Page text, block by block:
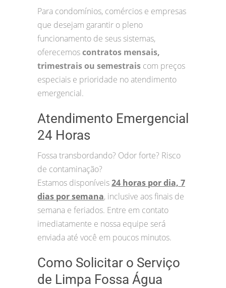
Para condomínios, comércios e empresas
que desejam garantir o pleno
funcionamento de seus sistemas,
oferecemoscontratos mensais,
trimestrais ou semestrais com preços
especiais e prioridade no atendimento
emergencial.
Atendimento Emergencial
24 Horas
Fossa transbordando? Odor forte? Risco
de contaminação?
Estamos disponíveis24 horas por dia, 7
dias por semana, inclusive aos finais de
semana e feriados. Entre em contato
imediatamente e nossa equipe será
enviada até você em poucos minutos.
Como Solicitar o Serviço
de Limpa Fossa Água